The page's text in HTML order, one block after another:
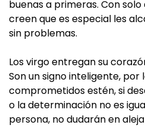
buenas a primeras. Con
creen que es especial les
sin problemas.
Los virgo entregan su
Son un signo inteligente, por
comprometidos estén, si
o la determinación no es
persona, no dudarán en